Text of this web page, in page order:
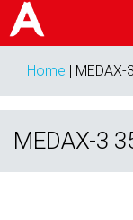
Home |
MEDAX-3